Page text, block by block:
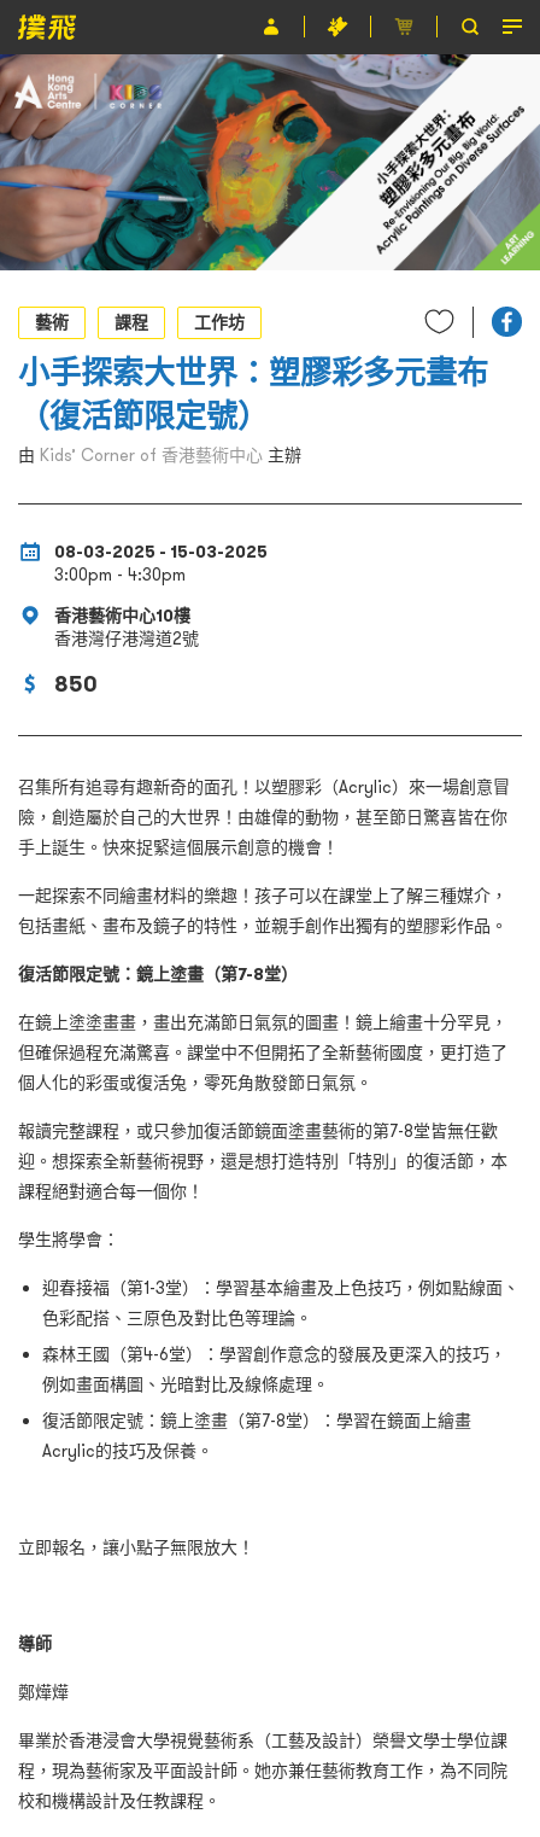
節目
主辦單位
關於撲飛
條款及細則
EN
藝術
課程 工作坊
小手探索大世界：塑膠彩多元畫布
（復活節限定號）
由 Kids’ Corner of 香港藝術中心 主辦
08-03-2025 - 15-03-2025
3:00pm - 4:30pm
香港藝術中心10樓
香港灣仔港灣道2號
850
召集所有追尋有趣新奇的面孔！以塑膠彩（Acrylic）來一場創意冒
險，創造屬於自己的大世界！由雄偉的動物，甚至節日驚喜皆在你
手上誕生。快來捉緊這個展示創意的機會！
一起探索不同繪畫材料的樂趣！孩子可以在課堂上了解三種媒介，
包括畫紙、畫布及鏡子的特性，並親手創作出獨有的塑膠彩作品。
復活節限定號：鏡上塗畫（第7-8堂）
在鏡上塗塗畫畫，畫出充滿節日氣氛的圖畫！鏡上繪畫十分罕見，
但確保過程充滿驚喜。課堂中不但開拓了全新藝術國度，更打造了
個人化的彩蛋或復活兔，零死角散發節日氣氛。
報讀完整課程，或只參加復活節鏡面塗畫藝術的第7-8堂皆無任歡
迎。想探索全新藝術視野，還是想打造特別「特別」的復活節，本
課程絕對適合每一個你！
學生將學會：
迎春接福（第1-3堂）：學習基本繪畫及上色技巧，例如點線面、
色彩配搭、三原色及對比色等理論。
森林王國（第4-6堂）：學習創作意念的發展及更深入的技巧，
例如畫面構圖、光暗對比及線條處理。
復活節限定號：鏡上塗畫（第7-8堂）：學習在鏡面上繪畫
Acrylic的技巧及保養。
立即報名，讓小點子無限放大！
導師
鄭燁燁
畢業於香港浸會大學視覺藝術系（工藝及設計）榮譽文學士學位課
程，現為藝術家及平面設計師。她亦兼任藝術教育工作，為不同院
校和機構設計及任教課程。